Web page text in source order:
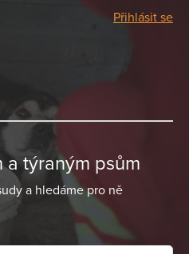
Přihlásit se
a týraným psům
a hledáme pro ně